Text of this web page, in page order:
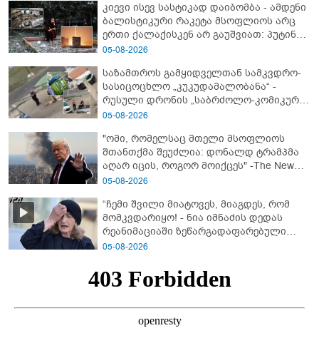
კიევი ისევ სასტიკად დაიბომბა - ამდენი
ბალისტიკური რაკეტა მსოფლიოს არც
ერთი ქალაქისკენ არ გაუშვიათ: პუტინის
ახალი ანტირეკორდი
05-08-2026
საზამთროს გამყიდველთან სამკვდრო-
სასიცოცხლო „კუკუდამალობანა“ -
რუსული დრონის „საბრძოლო-კომიკური“
ვიდეო
05-08-2026
"ომი, რომელსაც მთელი მსოფლიოს
შთანთქმა შეუძლია: დონალდ ტრამპმა
აღარ იცის, როგორ მოიქცეს" -The New
York Times
05-08-2026
“ჩემი შვილი მიატოვეს, მიაგდეს, რომ
მომკვდარიყო! - ნია იმნაძის დედას
რეანიმაციაში ზეწარგადაფარებული
შვილი არ უნახავს” - გიგა ავალიანის
05-08-2026